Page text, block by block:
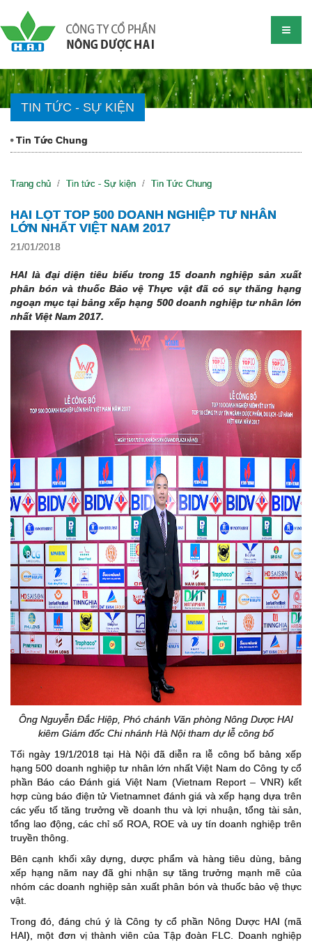
TIN TỨC - SỰ KIỆN
Tin Tức Chung
Trang chủ Tin tức - Sự kiện Tin Tức Chung
HAI LỌT TOP 500 DOANH NGHIỆP TƯ NHÂN
LỚN NHẤT VIỆT NAM 2017
21/01/2018
HAI là đại diện tiêu biểu trong 15 doanh nghiệp sản xuất
phân bón và thuốc Bảo vệ Thực vật đã có sự thăng hạng
ngoạn mục tại bảng xếp hạng 500 doanh nghiệp tư nhân lớn
nhất Việt Nam 2017.
Ông Nguyễn Đắc Hiệp, Phó chánh Văn phòng Nông Dược HAI
kiêm Giám đốc Chi nhánh Hà Nội tham dự lễ công bố
Tối ngày 19/1/2018 tại Hà Nội đã diễn ra lễ công bố bảng xếp
hạng 500 doanh nghiệp tư nhân lớn nhất Việt Nam do Công ty cổ
phần Báo cáo Đánh giá Việt Nam (Vietnam Report – VNR) kết
hợp cùng báo điện tử Vietnamnet đánh giá và xếp hạng dựa trên
các yếu tố tăng trưởng về doanh thu và lợi nhuận, tổng tài sản,
tổng lao động, các chỉ số ROA, ROE và uy tín doanh nghiệp trên
truyền thông.
Bên cạnh khối xây dựng, dược phẩm và hàng tiêu dùng, bảng
xếp hạng năm nay đã ghi nhận sự tăng trưởng mạnh mẽ của
nhóm các doanh nghiệp sản xuất phân bón và thuốc bảo vệ thực
vật.
Trong đó, đáng chú ý là Công ty cổ phần Nông Dược HAI (mã
HAI), một đơn vị thành viên của Tập đoàn FLC. Doanh nghiệp